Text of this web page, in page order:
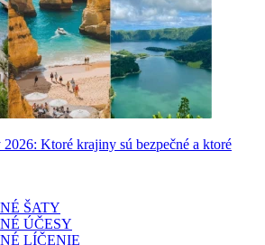
Ktoré krajiny sú bezpečné a ktoré
ŠATY
ÚČESY
LÍČENIE